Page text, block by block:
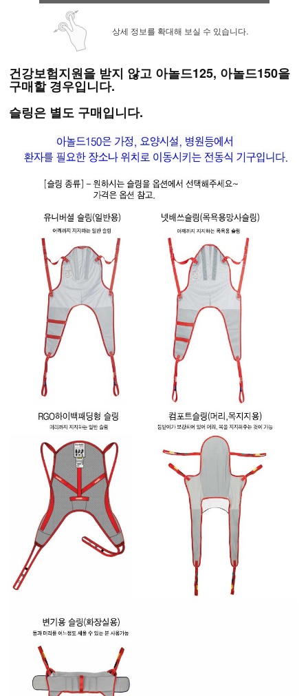
상세 정보를 확대해 보실 수 있습니다.
건강보험지원을 받지 않고 아놀드125, 아놀드150을
구매할 경우입니다.
슬링은 별도 구매입니다.